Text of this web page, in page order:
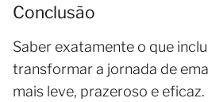
Conclusão
Saber exatamente o que
transformar a jornada de
mais leve, prazeroso e